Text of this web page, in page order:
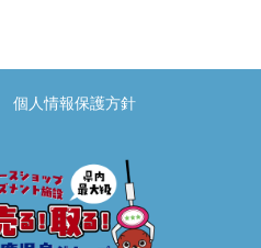
個人情報保護方針